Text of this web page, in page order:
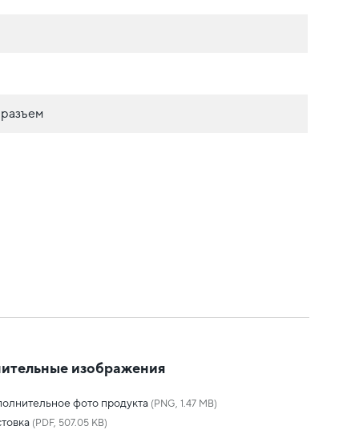
изображения
фото продукта (PNG, 1.47 MB)
(PDF, 507.05 KB)